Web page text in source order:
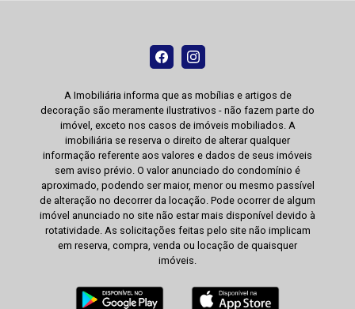
A Imobiliária informa que as mobílias e artigos de
decoração são meramente ilustrativos - não fazem parte do
imóvel, exceto nos casos de imóveis mobiliados. A
imobiliária se reserva o direito de alterar qualquer
informação referente aos valores e dados de seus imóveis
sem aviso prévio. O valor anunciado do condomínio é
aproximado, podendo ser maior, menor ou mesmo passível
de alteração no decorrer da locação. Pode ocorrer de algum
imóvel anunciado no site não estar mais disponível devido à
rotatividade. As solicitações feitas pelo site não implicam
em reserva, compra, venda ou locação de quaisquer
imóveis.